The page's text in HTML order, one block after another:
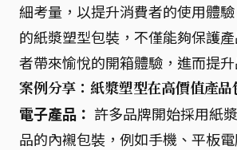
細考量，以提升消費者的使用體
的紙漿塑型包裝，不僅能夠保護
者帶來愉悅的開箱體驗，進而提
案例分享：紙漿塑型在高價值產品
電子產品： 許多品牌開始採用紙
品的內襯包裝，例如手機、平板